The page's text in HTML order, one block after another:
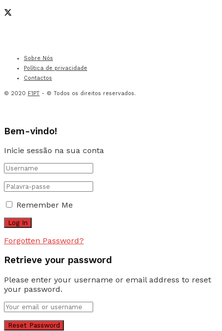
Sobre Nós
Política de privacidade
Contactos
© 2020 F1PT - © Todos os direitos reservados.
Bem-vindo!
Inicie sessão na sua conta
Remember Me
Forgotten Password?
Retrieve your password
Please enter your username or email address to reset
your password.